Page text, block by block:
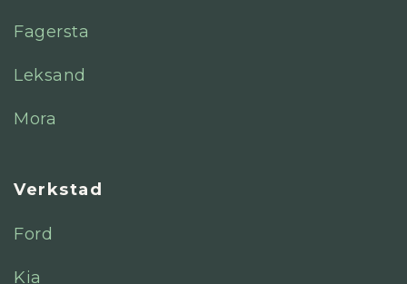
Fagersta
Leksand
Mora
Verkstad
Ford
Kia